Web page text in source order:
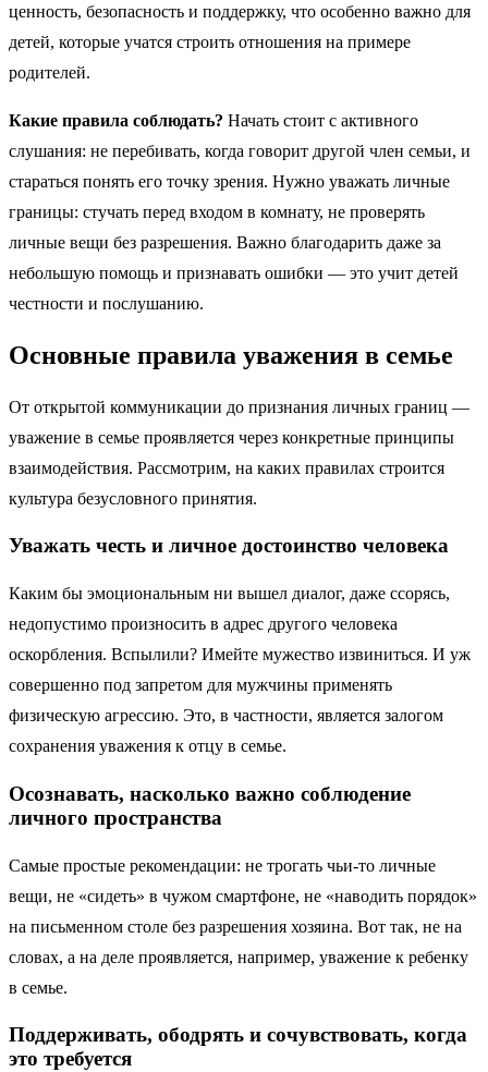
ценность, безопасность и поддержку, что особенно важно для
детей, которые учатся строить отношения на примере
родителей.
Какие правила соблюдать? Начать стоит с активного
слушания: не перебивать, когда говорит другой член семьи, и
стараться понять его точку зрения. Нужно уважать личные
границы: стучать перед входом в комнату, не проверять
личные вещи без разрешения. Важно благодарить даже за
небольшую помощь и признавать ошибки — это учит детей
честности и послушанию.
Основные правила уважения в семье
От открытой коммуникации до признания личных границ —
уважение в семье проявляется через конкретные принципы
взаимодействия. Рассмотрим, на каких правилах строится
культура безусловного принятия.
Уважать честь и личное достоинство человека
Каким бы эмоциональным ни вышел диалог, даже ссорясь,
недопустимо произносить в адрес другого человека
оскорбления. Вспылили? Имейте мужество извиниться. И уж
совершенно под запретом для мужчины применять
физическую агрессию. Это, в частности, является залогом
сохранения уважения к отцу в семье.
Осознавать, насколько важно соблюдение
личного пространства
Самые простые рекомендации: не трогать чьи-то личные
вещи, не «сидеть» в чужом смартфоне, не «наводить порядок»
на письменном столе без разрешения хозяина. Вот так, не на
словах, а на деле проявляется, например, уважение к ребенку
в семье.
Поддерживать, ободрять и сочувствовать, когда
это требуется